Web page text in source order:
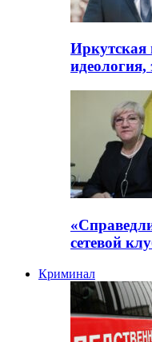
идеология,
сетевой
Криминал